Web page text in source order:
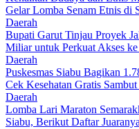
Gelar Lomba Senam Etnis di
Daerah
Bupati Garut Tinjau Proyek
Miliar untuk Perkuat Akses ke
Daerah
Puskesmas Siabu Bagikan
Cek Kesehatan Gratis
Daerah
Lomba Lari Maraton
Siabu, Berikut Daftar Juaranya